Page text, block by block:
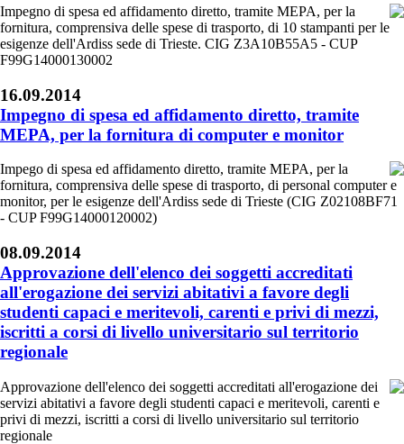
Impegno di spesa ed affidamento diretto, tramite MEPA, per la
fornitura, comprensiva delle spese di trasporto, di 10 stampanti per le
esigenze dell'Ardiss sede di Trieste. CIG Z3A10B55A5 - CUP
F99G14000130002
16.09.2014
Impegno di spesa ed affidamento diretto, tramite
MEPA, per la fornitura di computer e monitor
Impego di spesa ed affidamento diretto, tramite MEPA, per la
fornitura, comprensiva delle spese di trasporto, di personal computer e
monitor, per le esigenze dell'Ardiss sede di Trieste (CIG Z02108BF71
- CUP F99G14000120002)
08.09.2014
Approvazione dell'elenco dei soggetti accreditati
all'erogazione dei servizi abitativi a favore degli
studenti capaci e meritevoli, carenti e privi di mezzi,
iscritti a corsi di livello universitario sul territorio
regionale
Approvazione dell'elenco dei soggetti accreditati all'erogazione dei
servizi abitativi a favore degli studenti capaci e meritevoli, carenti e
privi di mezzi, iscritti a corsi di livello universitario sul territorio
regionale